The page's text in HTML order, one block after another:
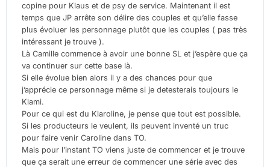
copine pour Klaus et de psy de service. Maintenant il est
temps que JP arrête son délire des couples et qu’elle fasse
plus évoluer les personnage plutôt que les couples ( pas très
intéressant je trouve ).
Là Camille commence à avoir une bonne SL et j’espère que ça
va continuer sur cette base là.
Si elle évolue bien alors il y a des chances pour que
j’apprécie ce personnage même si je detesterais toujours le
Klami.
Pour ce qui est du Klaroline, je pense que tout est possible.
Si les producteurs le veulent, ils peuvent inventé un truc
pour faire venir Caroline dans TO.
Mais pour l’instant TO viens juste de commencer et je trouve
que ça serait une erreur de commencer une série avec des